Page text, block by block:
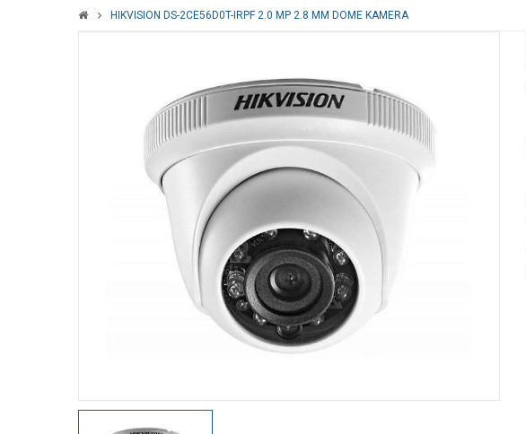
HIKVISION DS-2CE56D0T-IRPF 2.0 MP 2.8 MM DOME KAMERA